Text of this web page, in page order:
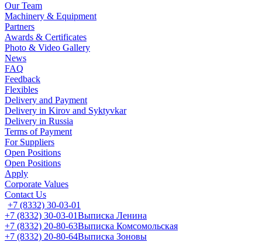
Our Team
Machinery & Equipment
Partners
Awards & Certificates
Photo & Video Gallery
News
FAQ
Feedback
Flexibles
Delivery and Payment
Delivery in Kirov and Syktyvkar
Delivery in Russia
Terms of Payment
For Suppliers
Open Positions
Open Positions
Apply
Corporate Values
Contact Us
+7 (8332) 30-03-01
+7 (8332) 30-03-01Выписка Ленина
+7 (8332) 20-80-63Выписка Комсомольская
+7 (8332) 20-80-64Выписка Зоновы